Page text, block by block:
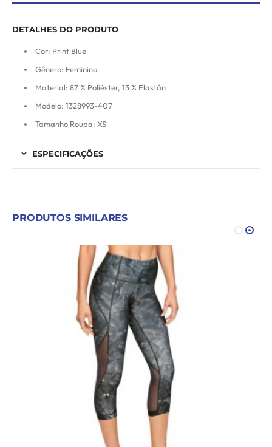
DETALHES DO PRODUTO
Cor: Print Blue
Gênero: Feminino
Material: 87 % Poliéster, 13 % Elastán
Modelo: 1328993-407
Tamanho Roupa: XS
ESPECIFICAÇÕES
PRODUTOS SIMILARES